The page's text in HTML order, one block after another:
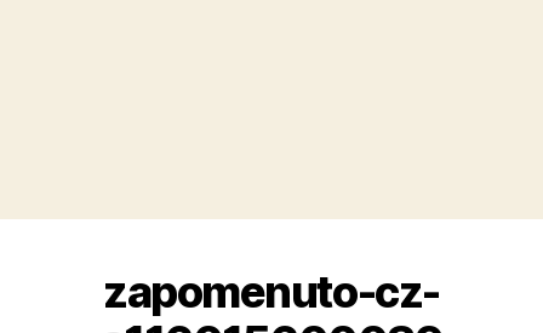
zapomenuto-cz-